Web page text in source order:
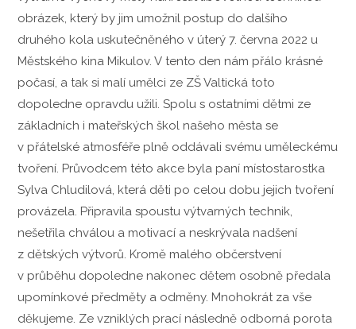
obrázek, který by jim umožnil postup do dalšího
druhého kola uskutečněného v úterý 7. června 2022 u
Městského kina Mikulov. V tento den nám přálo krásné
počasí, a tak si malí umělci ze ZŠ Valtická toto
dopoledne opravdu užili. Spolu s ostatními dětmi ze
základních i mateřských škol našeho města se
v přátelské atmosféře plně oddávali svému uměleckému
tvoření. Průvodcem této akce byla paní místostarostka
Sylva Chludilová, která děti po celou dobu jejich tvoření
provázela. Připravila spoustu výtvarných technik,
nešetřila chválou a motivací a neskrývala nadšení
z dětských výtvorů. Kromě malého občerstvení
v průběhu dopoledne nakonec dětem osobně předala
upomínkové předměty a odměny. Mnohokrát za vše
děkujeme. Ze vzniklých prací následně odborná porota